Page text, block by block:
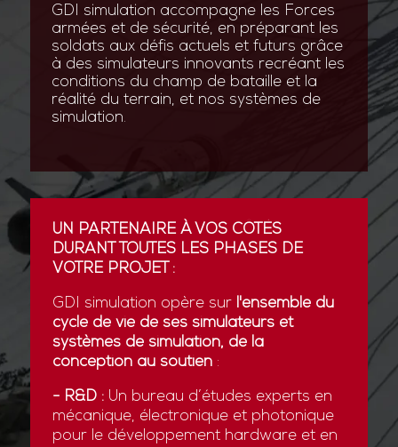
GDI simulation accompagne les Forces
armées et de sécurité, en préparant les
soldats aux défis actuels et futurs grâce
à des simulateurs innovants recréant les
conditions du champ de bataille et la
réalité du terrain, et nos systèmes de
simulation.
UN PARTENAIRE À VOS CÔTÉS
DURANT TOUTES LES PHASES DE
VOTRE PROJET :
GDI simulation opère sur l'ensemble du
cycle de vie de ses simulateurs et
systèmes de simulation, de la
conception au soutien:
- R&D :Un bureau d’études experts en
mécanique, électronique et photonique
pour le développement hardware et en